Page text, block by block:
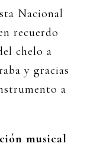
Nacional
recuerdo
chelo a
y gracias
a
musical